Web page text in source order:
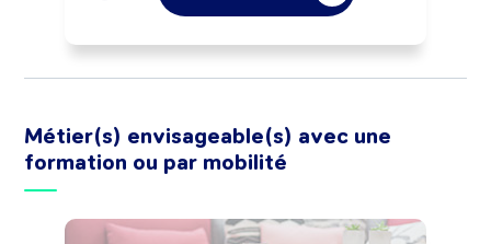
déposés auprès de l'Etat.
décideurs publics et des entreprises.
Peut effectuer la gestion des fonds
Métier(s) envisageable(s) avec une
formation ou par mobilité